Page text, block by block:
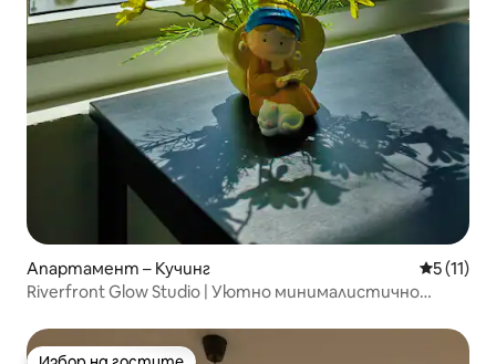
Апартамент – Кучинг Средна
5 (11)
Riverfront Glow Studio | Уютно минималистично